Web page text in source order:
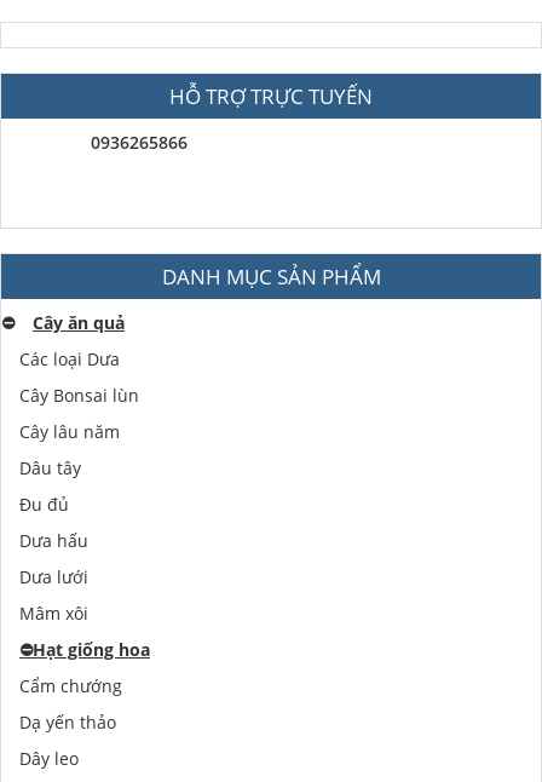
HỖ TRỢ TRỰC TUYẾN
0936265866
DANH MỤC SẢN PHẨM
⛔️
Cây ăn quả
Các loại Dưa
Cây Bonsai lùn
Cây lâu năm
Dâu tây
Đu đủ
Dưa hấu
Dưa lưới
Mâm xôi
⛔️Hạt giống hoa
Cẩm chướng
Dạ yến thảo
Dây leo